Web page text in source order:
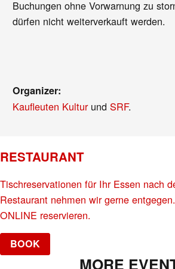
Buchungen ohne Vorwarnung zu
dürfen nicht weiterverkauft werden.
Organizer:
Kaufleuten KulturundSRF.
RESTAURANT
Tischreservationen für Ihr Essen nach
Restaurant nehmen wir gerne
ONLINE reservieren.
BOOK
MORE